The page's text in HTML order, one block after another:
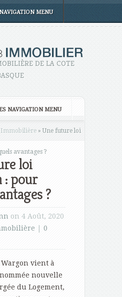
MENU
DE LA COTE
NAVIGATION MENU
Immobilière » Une future loi
avantages ?
loi
: pour
?
on 4 Août, 2020
0
vient à
nouvelle
du Logement,